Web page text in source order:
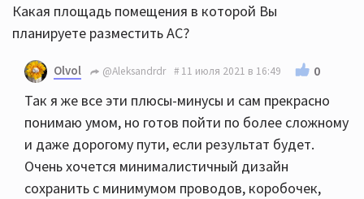
Какая площадь помещения в которой Вы
планируете разместить АС?
Olvol @Aleksandrdr 11 июля 2021 в 16:49 0
Так я же все эти плюсы-минусы и сам прекрасно
понимаю умом, но готов пойти по более сложному
и даже дорогому пути, если результат будет.
Очень хочется минималистичный дизайн
сохранить с минимумом проводов, коробочек,